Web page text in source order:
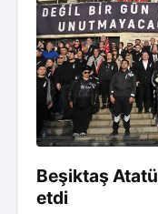
Beşiktaş
etdi